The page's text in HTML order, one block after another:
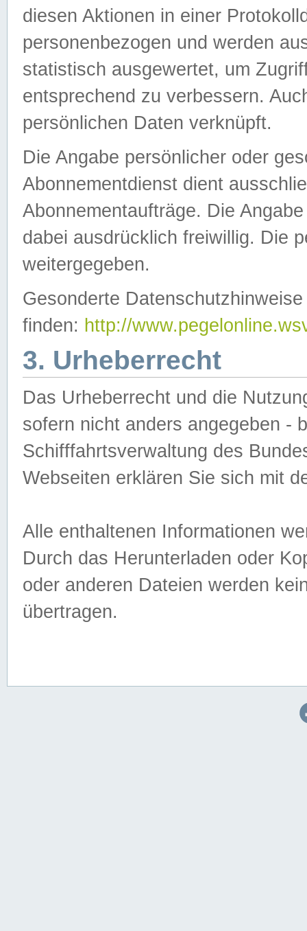
diesen Aktionen in einer
personenbezogen und werden
statistisch ausgewertet, um
entsprechend zu verbessern.
persönlichen Daten verknüpft.
Die Angabe persönlicher oder
Abonnementdienst dient
Abonnementaufträge. Die
dabei ausdrücklich freiwillig. Die
weitergegeben.
Gesonderte
finden: http://
3. Urheberrecht
Das Urheberrecht und die
sofern nicht anders angegeben -
Schifffahrtsverwaltung des
Webseiten erklären Sie sich mit
Alle enthaltenen Informationen
Durch das Herunterladen oder
oder anderen Dateien werden
übertragen.